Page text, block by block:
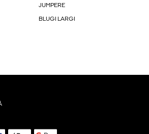
JUMPERE
BLUGI LARGI